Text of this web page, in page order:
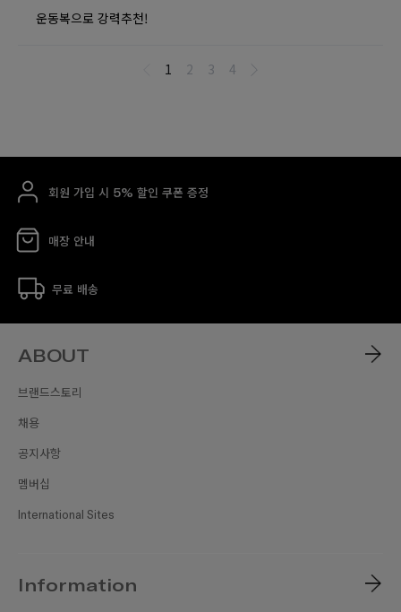
회원 가입 시 5% 할인 쿠폰 증정
매장 안내
무료 배송
ABOUT
브랜드스토리
채용
공지사항
멤버십
International Sites
Information